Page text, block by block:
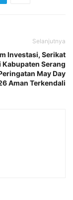
Selanjutnya
Investasi, Serikat
Kabupaten Serang
May Day
Aman Terkendali‎‎